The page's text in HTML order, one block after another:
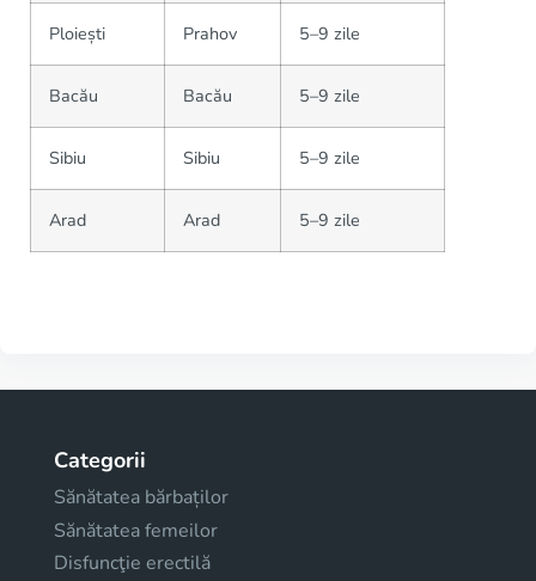
Ploiești Prahov 5–9 zile
Bacău Bacău 5–9 zile
Sibiu Sibiu 5–9 zile
Arad Arad 5–9 zile
Categorii
Sănătatea bărbaților
Sănătatea femeilor
Disfuncţie erectilă